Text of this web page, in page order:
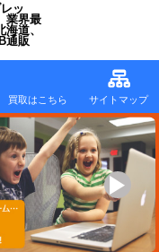
ッ
業界最
海道、
通販
買取はこちら サイトマップ